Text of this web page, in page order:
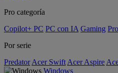
Pro categoría
Copilot+ PC PC con IA Gaming
Por serie
Predator Acer Swift Acer Aspire
Windows